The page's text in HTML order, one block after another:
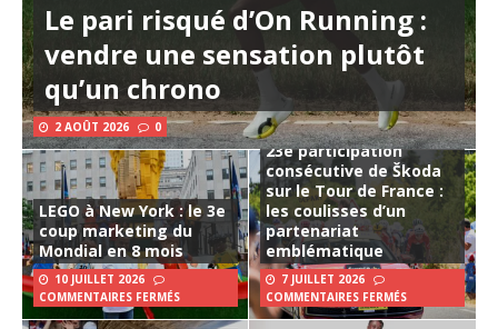
Le pari risqué d’On Running :
vendre une sensation plutôt
qu’un chrono
2 AOÛT 2026 0
LEGO à New York : le 3e
coup marketing du
Mondial en 8 mois
10 JUILLET 2026
COMMENTAIRES FERMÉS
23e participation
consécutive de Škoda
sur le Tour de France :
les coulisses d’un
partenariat
emblématique
7 JUILLET 2026
COMMENTAIRES FERMÉS